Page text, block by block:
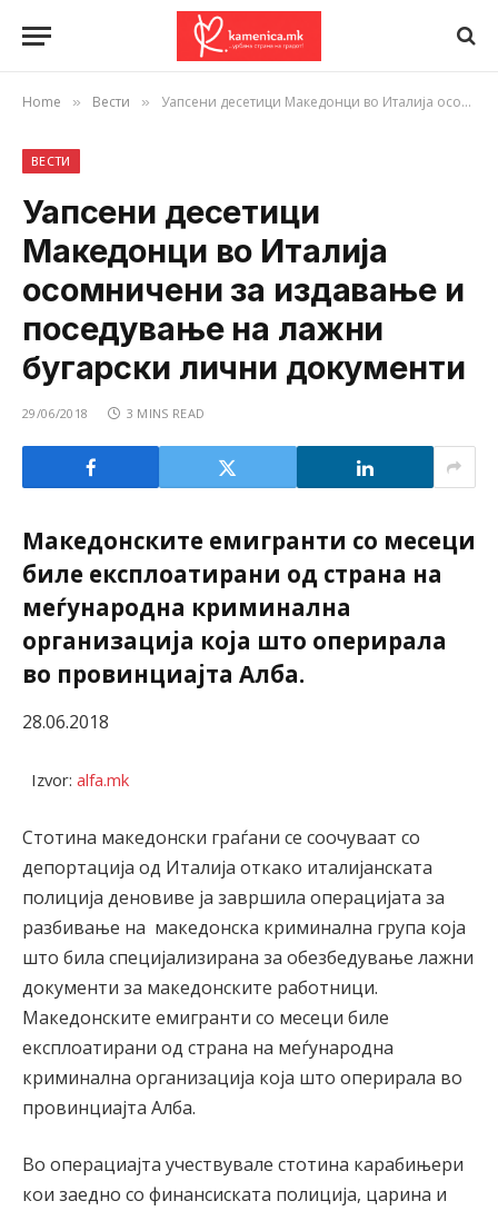
Home » Вести » Уапсени десетици Македонци во Италија осомничени за издавање и поседување на лажни бугарски лични документи
ВЕСТИ
Уапсени десетици
Македонци во Италија
осомничени за издавање и
поседување на лажни
бугарски лични документи
29/06/2018 3 MINS READ
Македонските емигранти со месеци
биле експлоатирани од страна на
меѓународна криминална
организација која што оперирала
во провинциајта Алба.
28.06.2018
Izvor: alfa.mk
Стотина македонски граѓани се соочуваат со
депортација од Италија откако италијанската
полиција деновиве ја завршила операцијата за
разбивање на македонска криминална група која
што била специјализирана за обезбедување лажни
документи за македонските работници.
Македонските емигранти со месеци биле
експлоатирани од страна на меѓународна
криминална организација која што оперирала во
провинциајта Алба.
Во операциајта учествувале стотина карабињери
кои заедно со финансиската полиција, царина и